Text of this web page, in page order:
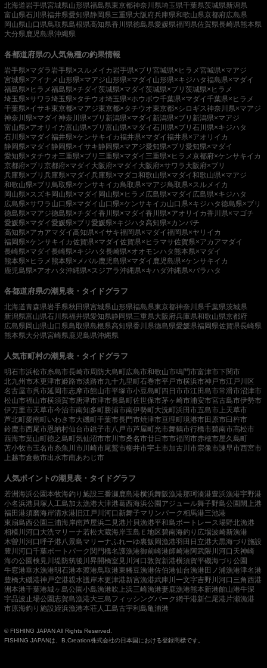
北海道岩手県宮城県山形県福島県東京都神奈川県埼玉県千葉県茨城県新潟県
富山県石川県福井県愛知県静岡県三重県大阪府兵庫県和歌山県京都府広島県
岡山県山口県鳥取県島根県高知県香川県徳島県愛媛県福岡県佐賀県長崎県熊本県
大分県 鹿児島県沖縄県
各都道府県の人気魚種の釣果情報
岩手県×マダラ 岩手県×スルメイカ 岩手県×ブリ 宮城県×ヒラメ宮城県×マアジ
宮城県×アイナメ 山形県×マアジ山形県×マダイ 山形県×キジハタ福島県×マダイ
福島県×ヒラメ福島県×チダイ茨城県×マダイ茨城県×ブリ 茨城県×ヒラメ
埼玉県×サワラ埼玉県×タチウオ埼玉県×ホウボウ千葉県×マダイ千葉県×ヒラメ
千葉県×イサキ東京都×マアジ東京都×タチウオ東京都×シロギス神奈川県×マアジ
神奈川県×マダイ神奈川県×ブリ 新潟県×マダイ 新潟県×ブリ 新潟県×マアジ
富山県×アオリイカ富山県×ブリ 富山県×マダイ石川県×ブリ 石川県×キジハタ
石川県×マダイ福井県×ケンサキイカ福井県×マダイ福井県×アオリイカ
静岡県×マダイ静岡県×イサキ静岡県×マアジ愛知県×ブリ 愛知県×マダイ
愛知県×タチウオ三重県×ブリ 三重県×マダイ 三重県×ヒラメ京都府×ケンサキイカ
京都府×ブリ 京都府×マダイ 大阪府×マダイ 大阪府×サワラ 大阪府×ブリ
兵庫県×ブリ 兵庫県×マダイ兵庫県×マダコ和歌山県×マダイ和歌山県×マアジ
和歌山県×ブリ 鳥取県×ケンサキイカ 鳥取県×マアジ鳥取県×スルメイカ
岡山県×スズキ岡山県×マダイ 岡山県×ヒラメ 広島県×マダイ 広島県×キジハタ
広島県×サワラ 山口県×マダイ 山口県×ケンサキイカ 山口県×キジハタ徳島県×ブリ
徳島県×マアジ徳島県×チダイ香川県×マダイ香川県×アオリイカ香川県×マゴチ
愛媛県×マダイ愛媛県×ブリ 愛媛県×キジハタ高知県×カンパチ
高知県×アカアマダイ高知県×イサキ福岡県×マダイ福岡県×ヤリイカ
福岡県×ケンサキイカ佐賀県×マダイ佐賀県×ヒラマサ佐賀県×アカアマダイ
長崎県×マダイ長崎県×キジハタ長崎県×オオモンハタ 熊本県×マダイ
熊本県×ヒラメ 熊本県×メバル鹿児島県×マダイ 鹿児島県×ケンサキイカ
鹿児島県×アオハタ沖縄県×スジアラ沖縄県×キハダ沖縄県×バラハタ
各都道府県の潮見表・タイドグラフ
北海道青森県岩手県秋田県宮城県山形県福島県東京都神奈川県千葉県茨城県
新潟県富山県石川県福井県愛知県静岡県三重県大阪府兵庫県和歌山県京都府
広島県岡山県山口県鳥取県島根県高知県香川県徳島県愛媛県福岡県佐賀県長崎県
熊本県大分県宮崎県 鹿児島県沖縄県
人気市町村の潮見表・タイドグラフ
明石市浜松市糸島市長崎市周防大島町広島市和歌山市鳴門市富津市下関市
北九州市木更津市姫路市淡路市九十九里町石巻市平戸市横浜市神戸市江戸川区
名古屋市呉市延岡市志摩市館山市平塚市小豆島町四日市市江田島市常滑市沼津市
松山市福山市横須賀市唐津市津市長島町佐世保市茅ヶ崎市浦安市宮古島市伊勢市
伊万里市天草市今治市南知多町勝浦市南伊勢町大洗町浜田市五島市 上天草市
芦北町愛南町いわき市大磯町千葉市長門市焼津市亘理町境港市田原市臼杵市
鈴鹿市西尾市恩納村仙台市銚子市八戸市芦屋町光市舞鶴市行橋市碧南市高松市
西海市葉山町徳之島町気仙沼市市川市桑名市廿日市市福岡市赤穂市屋久島町
苫小牧市玉名市糸魚川市 川崎市尾鷲市柳井市宇土市加古川市宗像市諫早市西宮市
上越市倉敷市出水市南あわじ市
人気ポイントの潮見表・タイドグラフ
若洲海浜公園本牧海釣り施設三番瀬 鹿島港横浜舞阪漁港那珂湊港豊浜漁港宇野港
小名浜港 貝塚人工島加太漁港大津港葛西海浜公園アジュール舞子野島公園閖上港
福田港須磨海岸清水港 旧江戸川河口 新舞子マリンパーク相馬港三池港
東扇島西公園三浦海岸南芦屋浜二見港 片貝漁港平和島ボートレース場野北漁港
相模川河口 大洗マリーナ若松大蔵海岸玉島Ｅ地区碧南海釣り広場波崎新漁港
木曽川河口呼子港 八景島マリーナふれーゆ裏飯岡漁港羽田 日立港大黒海づり施設
豊川河口千葉ポートパーク関門橋名護漁港御前崎港師崎港阿武隈川河口 天神崎
海の公園検見川堤防筑後川昇開橋室見川河口敦賀新港横須賀平磯海づり公園
牛窓港垂水漁港明石港本渡港鳥取港東幡豆漁港佐伯港仙台漁港田ノ浦漁港津名港
豊橋大磯港神戸空港親水護岸木更津港新宮漁港武庫川一文字吉野川河口 三角西港
洲本港千葉港城ヶ島公園小島漁港吹上浜三崎漁港妻鹿漁港熊本新港館山港牛深
宇品波止場公園志賀島漁港大三島フィッシングパーク網干港新仁尾港 片瀬漁港
市原海釣り施設姪浜漁港本荘人工島古宇利島亀浦港
© FISHING JAPAN All Rights Reserved.
FISHING JAPANは、B.Creation株式会社の日本国における登録商標です。